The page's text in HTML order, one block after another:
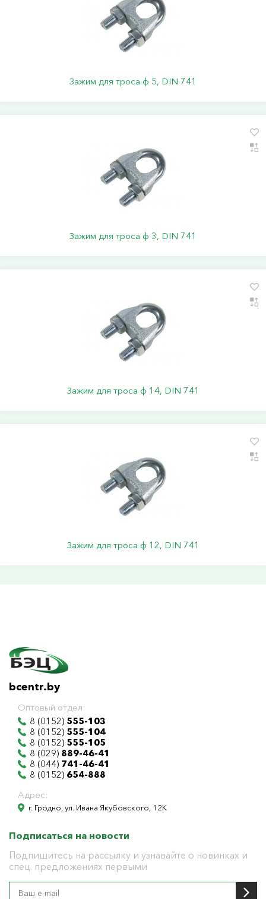
Зажим для троса ф 5, DIN 741
Зажим для троса ф 3, DIN 741
Зажим для троса ф 14, DIN 741
Зажим для троса ф 12, DIN 741
bcentr.by
Оптовый отдел:
8 (0152) 555-103
8 (0152) 555-104
8 (0152) 555-105
8 (029) 889-46-41
8 (044) 741-46-41
8 (0152) 654-888
Адрес:
г. Гродно, ул. Ивана Якубовского, 12К
Подписаться на новости
Подпишитесь на рассылку и узнавайте о новинках и
спец. предложениях первыми